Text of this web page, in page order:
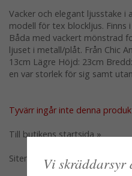
Vacker och elegant ljusstake i
modell för tex blockljus. Finns
Båda med vackert mönstrad
ljuset i metall/plåt. Från Chic
13cm Lägre Höjd: 23cm
en var storlek för sig samt
Tyvärr ingår inte denna
Till butikens startsida »
Sitemap »Vi skräddarsyr